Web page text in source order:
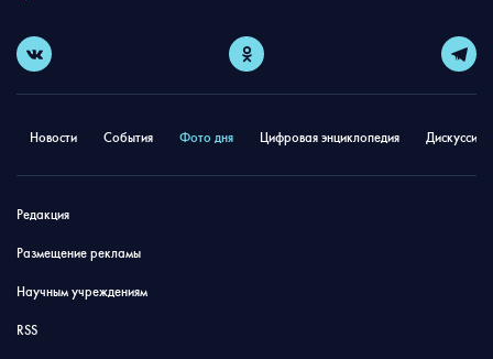
Новости События Фото дня Цифровая энциклопедия
Редакция
Размещение рекламы
Научным учреждениям
RSS